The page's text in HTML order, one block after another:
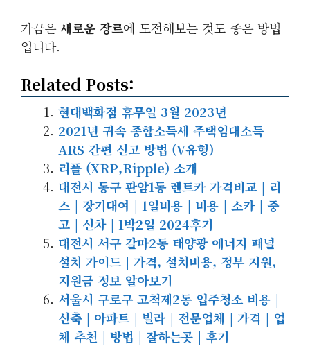
가끔은새로운 장르에 도전해보는 것도 좋은 방법
입니다.
Related Posts:
현대백화점 휴무일 3월 2023년
2021년 귀속 종합소득세 주택임대소득
ARS 간편 신고 방법 (V유형)
리플 (XRP,Ripple) 소개
대전시 동구 판암1동 렌트카 가격비교 | 리
스 | 장기대여 | 1일비용 | 비용 | 소카 | 중
고 | 신차 | 1박2일 2024후기
대전시 서구 갈마2동 태양광 에너지 패널
설치 가이드 | 가격, 설치비용, 정부 지원,
지원금 정보 알아보기
서울시 구로구 고척제2동 입주청소 비용 |
신축 | 아파트 | 빌라 | 전문업체 | 가격 | 업
체 추천 | 방법 | 잘하는곳 | 후기